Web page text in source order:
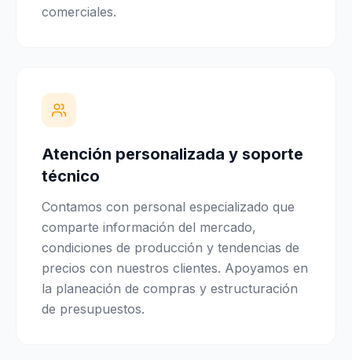
comerciales.
Atención personalizada y soporte
técnico
Contamos con personal especializado que
comparte información del mercado,
condiciones de producción y tendencias de
precios con nuestros clientes. Apoyamos en
la planeación de compras y estructuración
de presupuestos.